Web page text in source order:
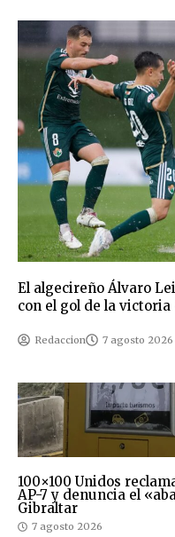
El algecireño Álvaro
con el gol de la
Redaccion 7 agosto 2026
100×100 Unidos
AP-7 y denuncia el
Gibraltar
7 agosto 2026